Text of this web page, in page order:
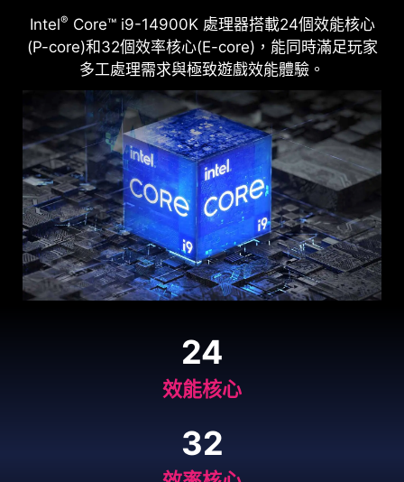
24
效能核心
32
Intel® Core™ i9-14900K 處理器搭載24個效能核心
(P-core)和32個效率核心(E-core)，能同時滿足玩家
多工處理需求與極致遊戲效能體驗。
GEFORCE RTX 40 系列 超越疾速
NVIDIA®GeForce RTX™ 40 系列GPU為玩家和創作
者提供栩栩如生的虛擬世界、超高FPS遊戲取得最低
延遲、革命性的全新創作方式和前所未有的工作流程
加速功能。
計的寂靜風暴冷卻系統設計，採用分離氣室優化散
熱，單獨處理系統中的不同零組件，獨特的設計可確
保系統的溫度保持最佳的狀態。
CPU TEMP
MSI水冷散熱器
MPG Infinite X2 具有 240mm 一體式(AIO)水冷散熱
器，玩家可以享受穩定的遊戲體驗，而不必擔心系統
過熱問題。
*Compared with Balanced Mode.
*CINEBENCH R23 Benchmark: Multi Core
快如閃電
新的MSI電競桌機採用最新的PCle Gen 4.0頻寬構
建。高達7000MB/s的讀取速度，比PCle Gen 3.0快
2倍，提供最快的載入時間，確保玩家不會浪費任何
時間。
* Actual data transfer speed will vary by devices
透過DDR5記憶體釋放終極效能
配備散熱器的DDR5提升系統效能，讓玩家享受更有
效率、更穩定的遊戲體驗。
* 選配，實際規格因配置而異
* 實際規格因國家/地區而異
冰川盔甲
記憶體散熱器透過防止記憶體模組過熱並延長其壽命
來提高電腦的效能和穩定性，並增加了美學定製選
項。
合 PCIe 5.0 和 Intel PSDG（電源設計指南）ATX
3.0 的輸出連接埠，電源可以承受高達 2 倍的峰值功
耗和 3 倍的 GPU 瞬間峰值功耗。
ATX 3.0
電源
2X
峰值功耗
3X
GPU 瞬間峰值功耗
原生 16 PIN
PCIE 連接器
12VHPWR
支援最新
PCIE 5.0 高速傳輸
搭載全新INTEL® 第14 代處理器，更支援最新PCIe
5.0高速傳輸，且 x16的頻寬理論值上看128 GB/s 、
傳送率理論值為32GT/s，讓玩家可以擁有跨世代的傳